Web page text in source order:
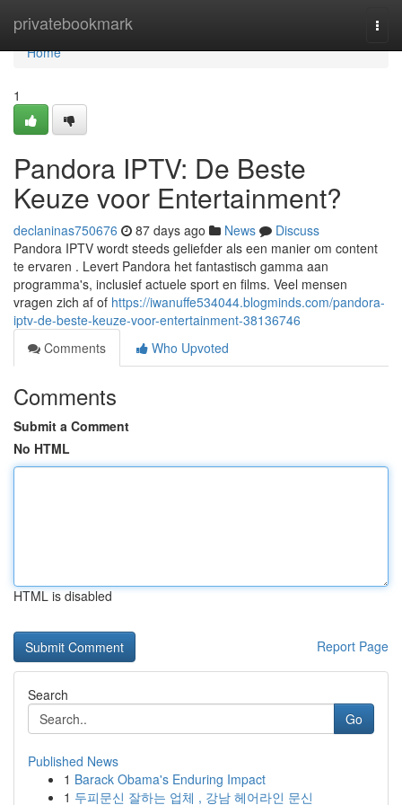
privatebookmark
Home
Home
1
Pandora IPTV: De Beste
Keuze voor Entertainment?
declaninas750676 87 days ago News
Discuss
Pandora IPTV wordt steeds geliefder als een manier om content
te ervaren . Levert Pandora het fantastisch gamma aan
programma's, inclusief actuele sport en films. Veel mensen
vragen zich af of https://iwanuffe534044.blogminds.com/pandora-
iptv-de-beste-keuze-voor-entertainment-38136746
Comments
Who Upvoted
Comments
Submit a Comment
No HTML
HTML is disabled
Report Page
Search
Go
Published News
1 Barack Obama's Enduring Impact
1 두피문신 잘하는 업체 , 강남 헤어라인 문신